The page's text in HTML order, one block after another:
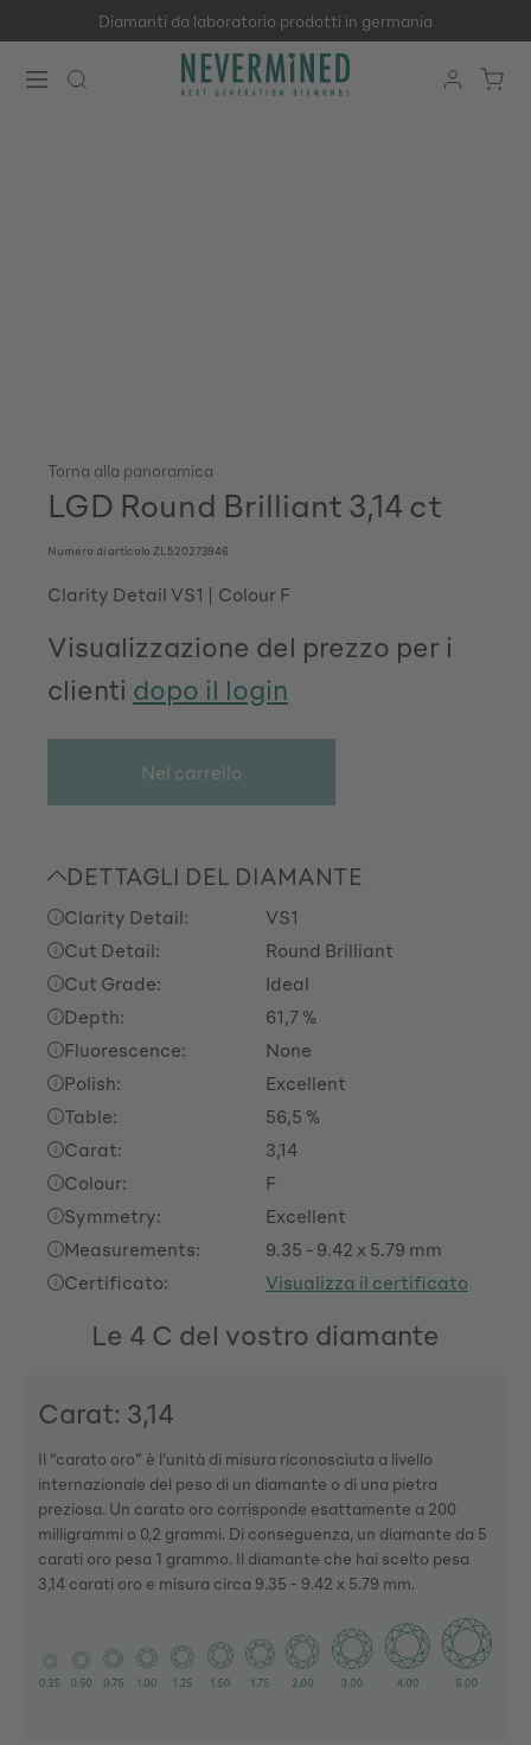
Passa al contenuto principale
Diamanti da laboratorio prodotti in germania
Torna alla panoramica
LGD Round Brilliant 3,14 ct
Numero di articolo ZL520273946
Clarity Detail VS1 Colour F
Visualizzazione del prezzo per i
clienti dopo il login
Nel carrello
DETTAGLI DEL DIAMANTE
Clarity Detail:
VS1
Cut Detail:
Round Brilliant
Cut Grade:
Ideal
Depth:
61,7 %
Fluorescence:
None
Polish:
Excellent
Table:
56,5 %
Carat:
3,14
Colour:
F
Symmetry:
Excellent
Measurements:
9.35 - 9.42 x 5.79 mm
Certificato:
Visualizza il certificato
Le 4 C del vostro diamante
Carat: 3,14
Il “carato oro” è l’unità di misura riconosciuta a livello
internazionale del peso di un diamante o di una pietra
preziosa. Un carato oro corrisponde esattamente a 200
milligrammi o 0,2 grammi. Di conseguenza, un diamante da 5
carati oro pesa 1 grammo. Il diamante che hai scelto pesa
3,14 carati oro e misura circa 9.35 - 9.42 x 5.79 mm.